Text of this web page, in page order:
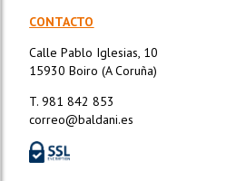
CONTACTO
Calle Pablo Iglesias, 10
15930 Boiro (A Coruña)
T. 981 842 853
correo@baldani.es